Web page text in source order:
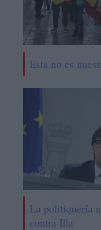
Esta no es
La politiquería
contra Illa